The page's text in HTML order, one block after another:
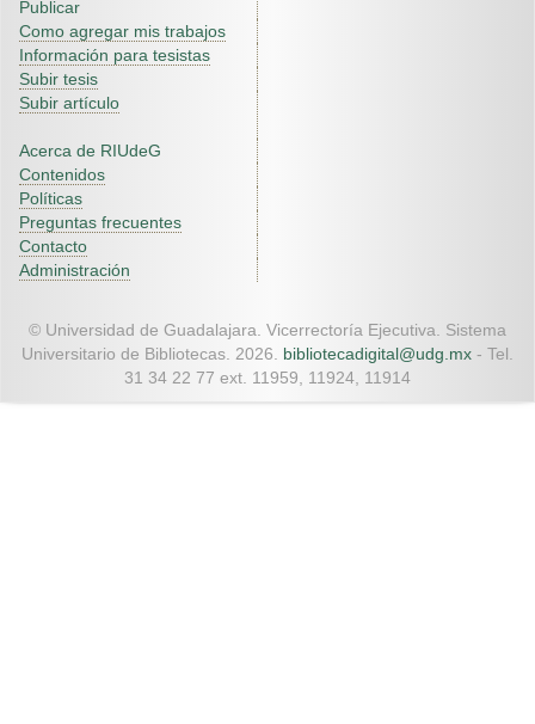
Publicar
Como agregar mis trabajos
Información para tesistas
Subir tesis
Subir artículo
Acerca de RIUdeG
Contenidos
Políticas
Preguntas frecuentes
Contacto
Administración
© Universidad de Guadalajara. Vicerrectoría Ejecutiva. Sistema
Universitario de Bibliotecas. 2026. bibliotecadigital@udg.mx - Tel.
31 34 22 77 ext. 11959, 11924, 11914